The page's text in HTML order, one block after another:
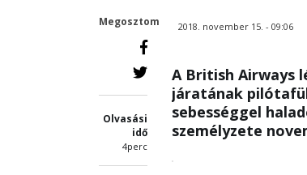
Megosztom
Olvasási
idő
4perc
2018. november 15. - 09:06
A British Airways
járatának
sebességgel
személyzete